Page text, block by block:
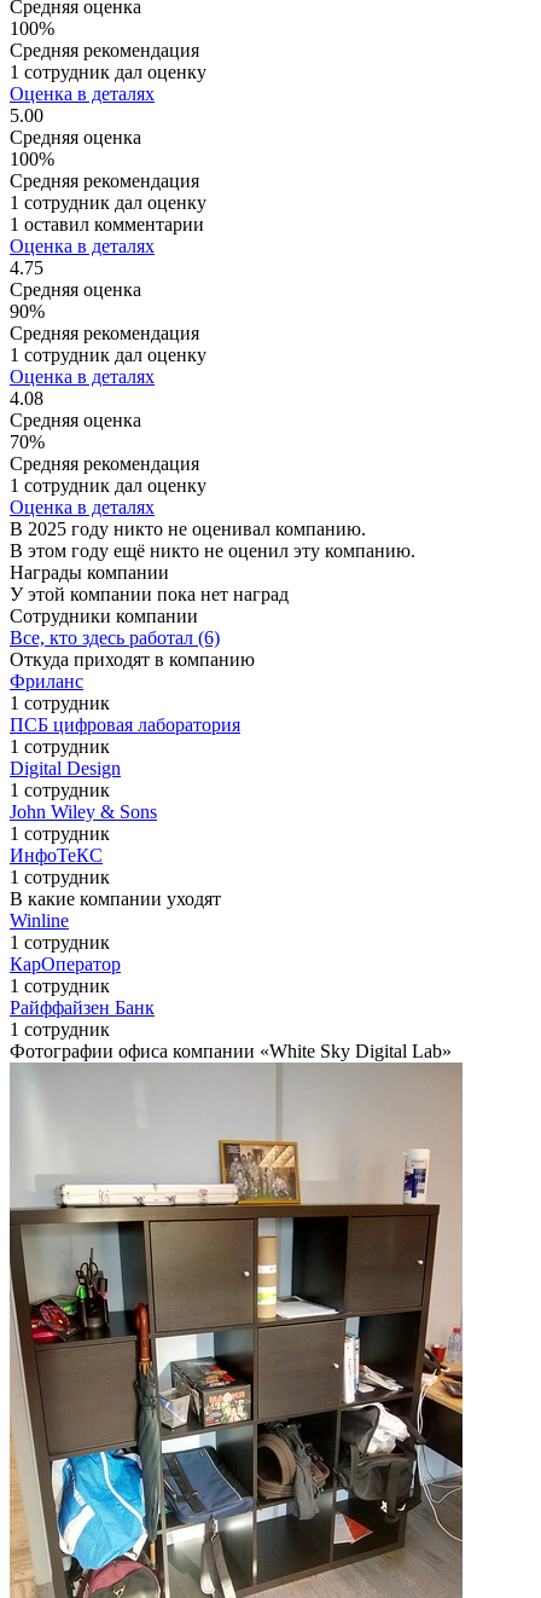
Средняя оценка
100%
Средняя рекомендация
1 сотрудник дал оценку
Оценка в деталях
5.00
Средняя оценка
100%
Средняя рекомендация
1 сотрудник дал оценку
1 оставил комментарии
Оценка в деталях
4.75
Средняя оценка
90%
Средняя рекомендация
1 сотрудник дал оценку
Оценка в деталях
4.08
Средняя оценка
70%
Средняя рекомендация
1 сотрудник дал оценку
Оценка в деталях
В 2025 году никто не оценивал компанию.
В этом году ещё никто не оценил эту компанию.
Награды компании
У этой компании пока нет наград
Сотрудники компании
Все, кто здесь работал (6)
Откуда приходят в компанию
Фриланс
1 сотрудник
ПСБ цифровая лаборатория
1 сотрудник
Digital Design
1 сотрудник
John Wiley & Sons
1 сотрудник
ИнфоТеКС
1 сотрудник
В какие компании уходят
Winline
1 сотрудник
КарОператор
1 сотрудник
Райффайзен Банк
1 сотрудник
Фотографии офиса компании «White Sky Digital Lab»